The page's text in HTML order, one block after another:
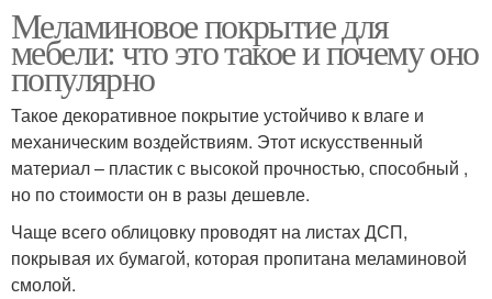
Меламиновое покрытие для
мебели: что это такое и почему оно
популярно
Такое декоративное покрытие устойчиво к влаге и
механическим воздействиям. Этот искусственный
материал – пластик с высокой прочностью, способный ,
но по стоимости он в разы дешевле.
Чаще всего облицовку проводят на листах ДСП,
покрывая их бумагой, которая пропитана меламиновой
смолой.